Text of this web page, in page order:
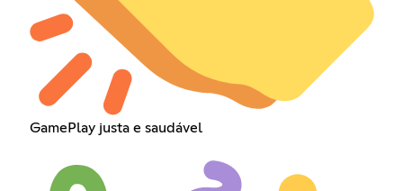
GamePlay justa e saudável